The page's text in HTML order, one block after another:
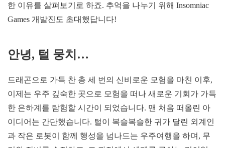
한 이유를 살펴보기로 하죠. 추억을 나누기 위해 Insomniac
Games 개발진도 초대했답니다!
안녕, 털 뭉치…
드래곤으로 가득 찬 총 세 번의 신비로운 모험을 마친 이후,
이제는 우주 깊숙한 곳으로 모험을 떠나 새로운 기회가 가득
한 은하계를 탐험할 시간이 되었습니다. 맨 처음 떠올린 아
이디어는 간단했습니다. 털이 복슬복슬한 귀가 달린 외계인
과 작은 로봇이 함께 행성을 넘나드는 우주여행을 하며, 무